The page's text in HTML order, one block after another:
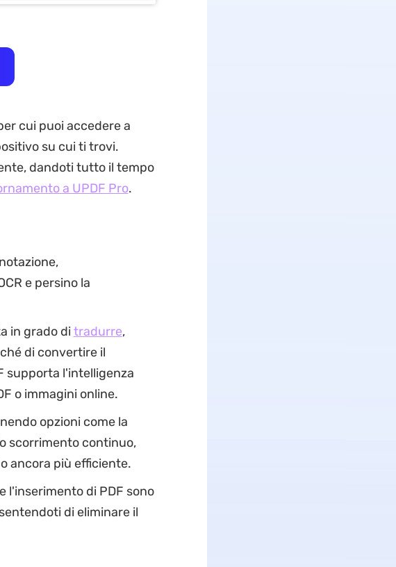
cui puoi accedere a
su cui ti trovi.
dandoti tutto il tempo
a UPDF Pro.
e persino la
in grado ditradurre,
di convertire il
supporta l'intelligenza
o immagini online.
opzioni come la
scorrimento continuo,
ancora più efficiente.
l'inserimento di PDF sono
di eliminare il